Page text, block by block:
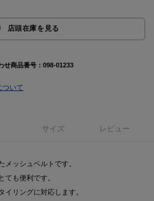
店頭在庫を見る
せ商品番号： 098-01233
ついて
サイズ レビュー
メッシュベルトです。
ても便利です。
リングに対応します。